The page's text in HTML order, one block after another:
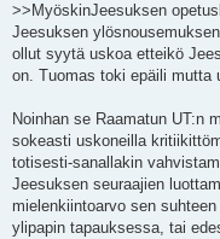
>>MyöskinJeesuksen
Jeesuksen
ollut syytä uskoa etteikö
on. Tuomas toki epäili mutta
Noinhan se Raamatun UT:n
sokeasti uskoneilla
totisesti-sanallakin
Jeesuksen seuraajien
mielenkiintoarvo sen
ylipapin tapauksessa, tai